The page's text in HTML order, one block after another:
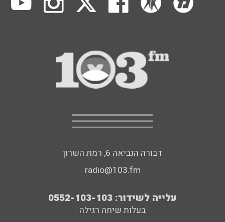
דבורה הנביאה 6, רמת השרון
radio@103.fm
עלייה לשידור: 0552-103-103
בעלות שיחה רגילה